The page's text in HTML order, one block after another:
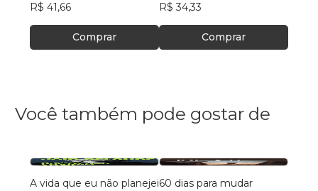
R$ 41,66
Comprar
R$ 34,33
Comprar
Você também pode gostar de
A vida que eu não planejei60 dias para mudar